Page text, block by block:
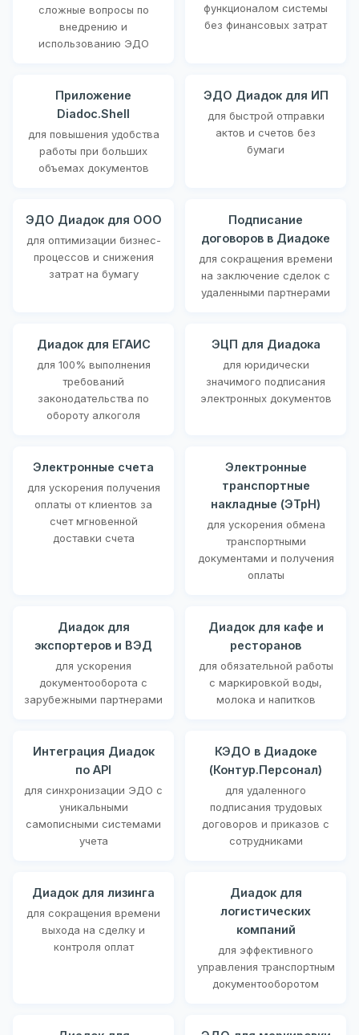
сложные вопросы по
внедрению и
использованию ЭДО
функционалом системы
без финансовых затрат
Приложение
Diadoc.Shell
для повышения удобства
работы при больших
объемах документов
ЭДО Диадок для ИП
для быстрой отправки
актов и счетов без
бумаги
ЭДО Диадок для ООО
для оптимизации бизнес-
процессов и снижения
затрат на бумагу
Подписание
договоров в Диадоке
для сокращения времени
на заключение сделок с
удаленными партнерами
Диадок для ЕГАИС
для 100% выполнения
требований
законодательства по
обороту алкоголя
ЭЦП для Диадока
для юридически
значимого подписания
электронных документов
Электронные счета
для ускорения получения
оплаты от клиентов за
счет мгновенной
доставки счета
Электронные
транспортные
накладные (ЭТрН)
для ускорения обмена
транспортными
документами и получения
оплаты
Диадок для
экспортеров и ВЭД
для ускорения
документооборота с
зарубежными партнерами
Диадок для кафе и
ресторанов
для обязательной работы
с маркировкой воды,
молока и напитков
Интеграция Диадок
по API
для синхронизации ЭДО с
уникальными
самописными системами
учета
КЭДО в Диадоке
(Контур.Персонал)
для удаленного
подписания трудовых
договоров и приказов с
сотрудниками
Диадок для лизинга
для сокращения времени
выхода на сделку и
контроля оплат
Диадок для
логистических
компаний
для эффективного
управления транспортным
документооборотом